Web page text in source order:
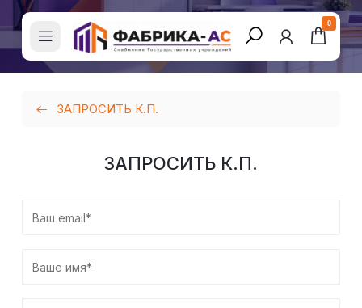
0
ЗАПРОСИТЬ К.П.
ЗАПРОСИТЬ К.П.